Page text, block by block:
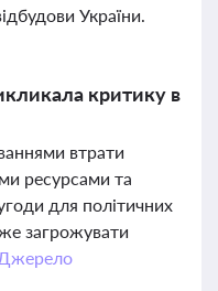
України.
критику в
втрати
ресурсами та
для політичних
загрожувати